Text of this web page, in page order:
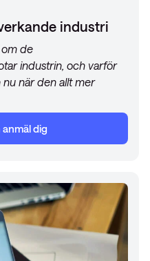
industri
de
industrin, och varför
nu när den allt mer
anmäl dig